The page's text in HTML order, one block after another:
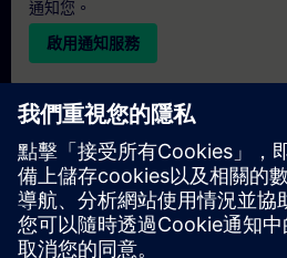
通知您。
啟用通知服務
個人化報價
若您需要此培訓課程的標準報價單（
點擊下方連結。您需先提供一些個人
郵件寄送報價單給您。
提供報價